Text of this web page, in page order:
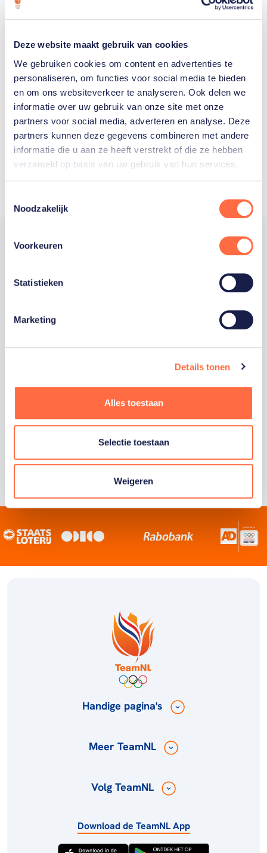
Deze website maakt gebruik van cookies
We gebruiken cookies om content en advertenties te
personaliseren, om functies voor social media te bieden
en om ons websiteverkeer te analyseren. Ook delen we
informatie over uw gebruik van onze site met onze
partners voor social media, adverteren en analyse. Deze
partners kunnen deze gegevens combineren met andere
informatie die u aan ze heeft verstrekt of die ze hebben
verzameld op basis van uw gebruik van hun services.
Noodzakelijk
Voorkeuren
Statistieken
Marketing
Details tonen
Alles toestaan
Selectie toestaan
Weigeren
Welke Nederlanders hebben er
ooit meegedaan aan de
Olympische Spelen?
Trotse hoofdsponsor
Staatsloterij is trotse hoofdsponsor van
sportiefste land van de wereld maken.
Handige pagina's
Meer TeamNL
Volg TeamNL
Download de TeamNL App